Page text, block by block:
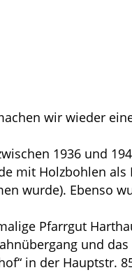
wir wieder
1936 und
mit Holzbohlen
wurde). Ebenso
Pfarrgut
und
in der Hauptstr.